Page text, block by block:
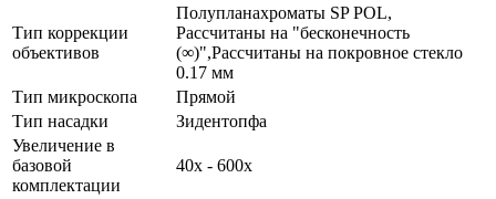
Тип коррекции
объективов
Полупланахроматы SP POL,
Рассчитаны на "бесконечность
(∞)",Рассчитаны на покровное стекло
0.17 мм
Тип микроскопа
Прямой
Тип насадки
Зидентопфа
Увеличение в
базовой
комплектации
40х - 600х